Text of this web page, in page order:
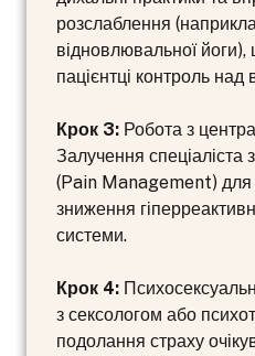
розслаблення
відновлювальної
пацієнтці контроль над
Крок 3: Робота з
Залучення спеціаліста
(Pain Management) для
зниження
системи.
Крок 4:
з сексологом або
подолання страху